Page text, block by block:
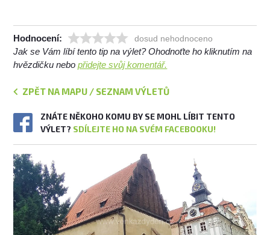
Hodnocení: dosud nehodnoceno
Jak se Vám líbí tento tip na výlet? Ohodnoťte ho kliknutím na
hvězdičku nebopřidejte svůj komentář.
ZPĚT NA MAPU / SEZNAM VÝLETŮ
ZNÁTE NĚKOHO KOMU BY SE MOHL LÍBIT TENTO
VÝLET? SDÍLEJTE HO NA SVÉM FACEBOOKU!